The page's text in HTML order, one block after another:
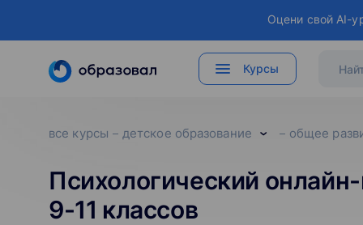
Оцени свой AI-
Курсы
все курсы детское образование общее
Психологический
9-11 классов